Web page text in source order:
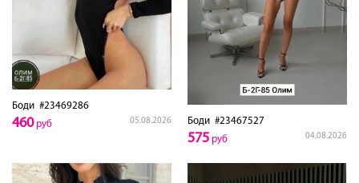
Боди #23469286
05.08.2026
460руб Боди #23467527
04.08.2026
575 руб